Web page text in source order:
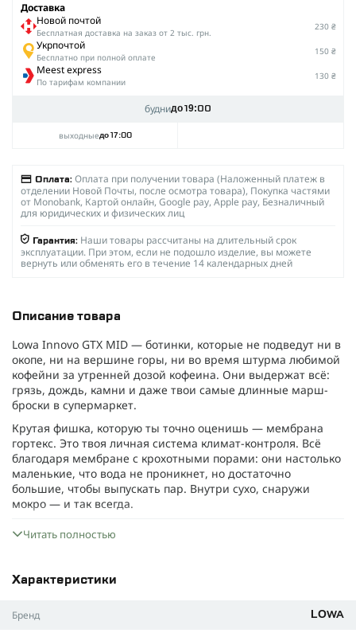
Доставка
Новой почтой
Беcплатная доставка на заказ от 2 тыс. грн.
230 ₴
Укрпочтой
Бесплатно при полной оплате
150 ₴
Meest express
По тарифам компании
130 ₴
буднидо 19:00
выходныедо 17:00
Оплата: Оплата при получении товара (Наложенный платеж в
отделении Новой Почты, после осмотра товара), Покупка частями
от Monobank, Картой онлайн, Google pay, Apple pay, Безналичный
для юридических и физических лиц
Гарантия: Наши товары рассчитаны на длительный срок
эксплуатации. При этом, если не подошло изделие, вы можете
вернуть или обменять его в течение 14 календарных дней
Описание товара
Lowa Innovo GTX MID — ботинки, которые не подведут ни в
окопе, ни на вершине горы, ни во время штурма любимой
кофейни за утренней дозой кофеина. Они выдержат всё:
грязь, дождь, камни и даже твои самые длинные марш-
броски в супермаркет.
Крутая фишка, которую ты точно оценишь — мембрана
гортекс. Это твоя личная система климат-контроля. Всё
благодаря мембране с крохотными порами: они настолько
маленькие, что вода не проникнет, но достаточно
большие, чтобы выпускать пар. Внутри сухо, снаружи
мокро — и так всегда.
Конструкция трёхслойная: снаружи текстиль, магическая
мембрана посередине и комфортная подкладка внутри.
влага испаряется через мембрану. А дождь и снег, сколько
бы они не старались, остаются снаружи.
Здесь всё серьёзно
Читать полностью
Характеристики
Бренд LOWA